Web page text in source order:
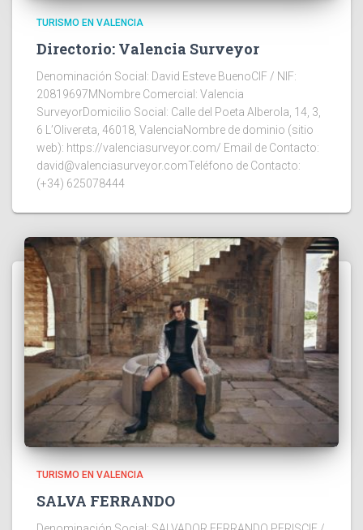
TURISMO EN VALENCIA
Directorio: Valencia Surveyor
Denominación Social: David Esteve BuenoCIF / NIF:
20819697MNombre Comercial: Valencia
SurveyorDomicilio Social: Calle del Poeta Alberola, 14, 3,
6 L’Olivereta, 46018, ValenciaNombre de dominio (sitio
web): https://valenciasurveyor.com/ Email de Contacto:
david@valenciasurveyor.comTeléfono de Contacto:
(+34) 625078444
TURISMO EN VALENCIA
SALVA FERRANDO